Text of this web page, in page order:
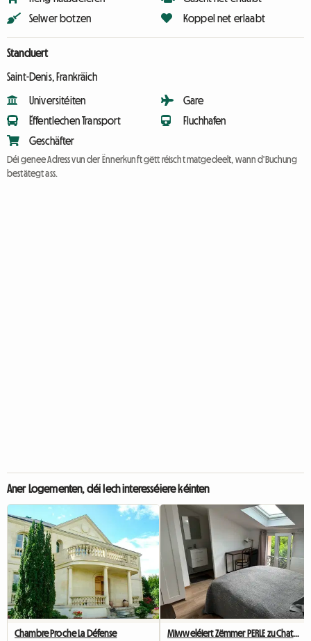
Selwer botzen
Koppel net erlaabt
Standuert
Saint-Denis, Frankräich
Universitéiten
Ëffentlechen Transport
Geschäfter
Gare
Fluchhafen
Déi genee Adress vun der Ënnerkunft gëtt réischt matgedeelt, wann d'Buchung
bestätegt ass.
Aner Logementen, déi Iech interesséiere kéinten
Chambre Proche La Défense Miwweléiert Zëmmer PERLE zu Chatou mat privatem Buedzëmmer